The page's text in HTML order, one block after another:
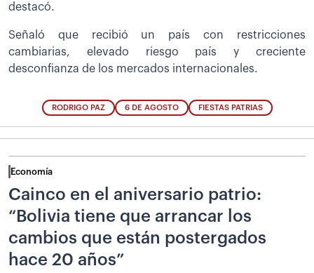
destacó.
Señaló que recibió un país con restricciones
cambiarias, elevado riesgo país y creciente
desconfianza de los mercados internacionales.
RODRIGO PAZ 6 DE AGOSTO FIESTAS PATRIAS
Economía
Cainco en el aniversario patrio:
“Bolivia tiene que arrancar los
cambios que están postergados
hace 20 años”